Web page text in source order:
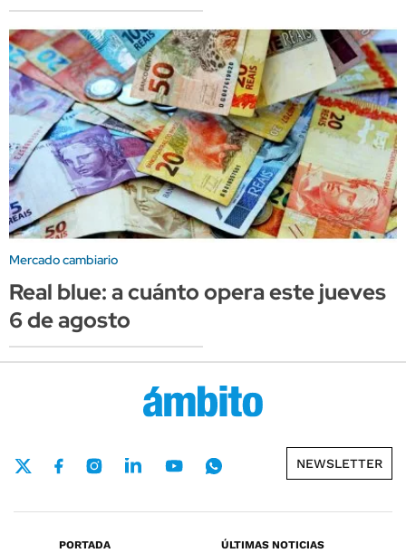
Mercado cambiario
Real blue: a cuánto opera este jueves
6 de agosto
NEWSLETTER
PORTADA
ÚLTIMAS NOTICIAS